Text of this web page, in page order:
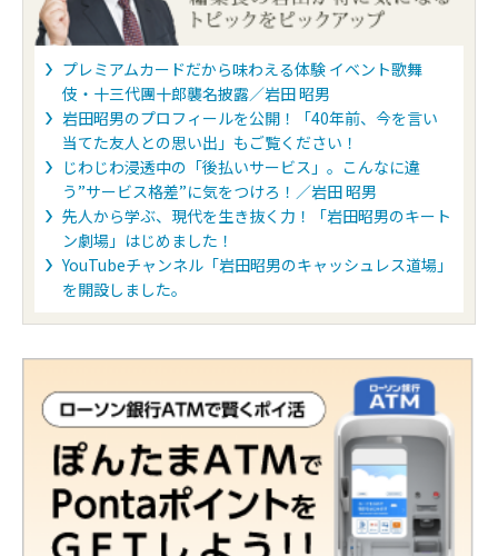
プレミアムカードだから味わえる体験 イベント歌舞
伎・十三代團十郎襲名披露／岩田 昭男
岩田昭男のプロフィールを公開！「40年前、今を言い
当てた友人との思い出」もご覧ください！
じわじわ浸透中の「後払いサービス」。こんなに違
う”サービス格差”に気をつけろ！／岩田 昭男
先人から学ぶ、現代を生き抜く力！「岩田昭男のキート
ン劇場」はじめました！
YouTubeチャンネル「岩田昭男のキャッシュレス道場」
を開設しました。